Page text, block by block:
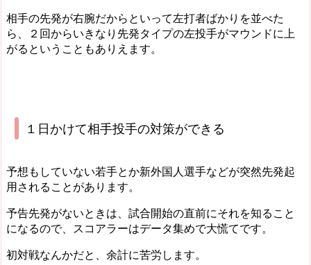
相手の先発が右腕だからといって左打者ばかりを並べた
ら、２回からいきなり先発タイプの左投手がマウンドに上
がるということもありえます。
１日かけて相手投手の対策ができる
予想もしていない若手とか新外国人選手などが突然先発起
用されることがあります。
予告先発がないときは、試合開始の直前にそれを知ること
になるので、スコアラーはデータ集めで大慌てです。
初対戦なんかだと、余計に苦労します。